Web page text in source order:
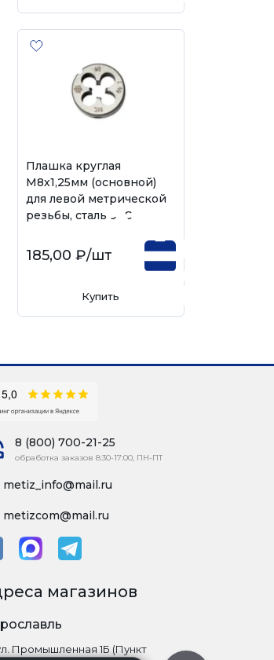
Плашка круглая
М8х1,25мм (основной)
для левой метрической
резьбы, сталь 9ХС
185,00 ₽/шт
Купить
8 (800) 700-21-25
обработка заказов 8:30-17:00, ПН-ПТ
metiz_info@mail.ru
metizcom@mail.ru
магазинов
Промышленная 1Б (Пункт